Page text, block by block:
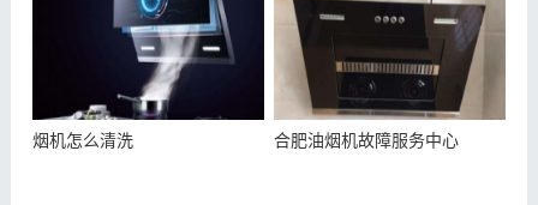
烟机怎么清洗 合肥油烟机故障服务中心